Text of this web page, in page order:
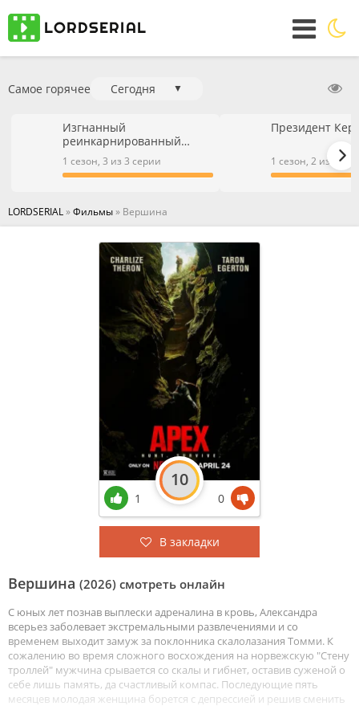
Самое горячее Сегодня ▼
Изгнанный
реинкарнированный
тяжёлый рыцарь не имеет
себе равных в знаниях
игры
1 сезон, 3 из 3 серии
Президент
1 сезон, 2 из 2
LORDSERIAL»Фильмы» Вершина
Вершина (2026) смотреть онлайн
С юных лет познав выплески адреналина в кровь, Александра
всерьез заболевает экстремальными развлечениями и со
временем выходит замуж за поклонника скалолазания Томми. К
сожалению во время сложного восхождения на норвежскую "Стену
троллей" мужчина срывается со скалы и гибнет, оставив суженой о
себе лишь память, да счастливый компас. Последующие пять
месяцев молодая женщина борется с депрессией и решив сменить
1
10
0
В закладки